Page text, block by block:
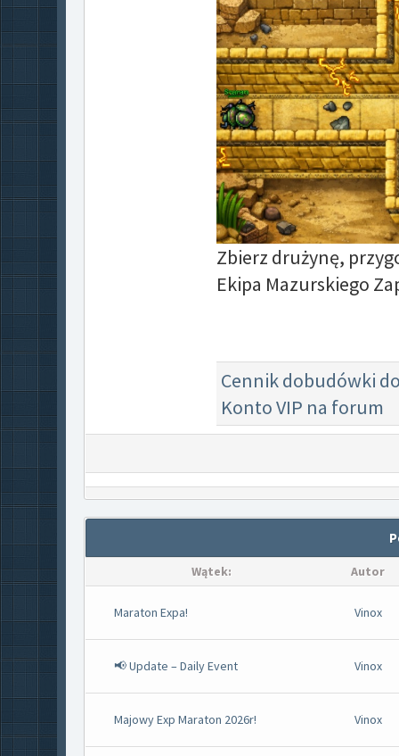
Zbierz drużynę,
Ekipa Mazurskiego
Cennik dobudówki
Konto VIP na forum
Wątek: Autor
Maraton Expa! Vinox
📢 Update – Daily Event Vinox
Majowy Exp Maraton 2026r! Vinox